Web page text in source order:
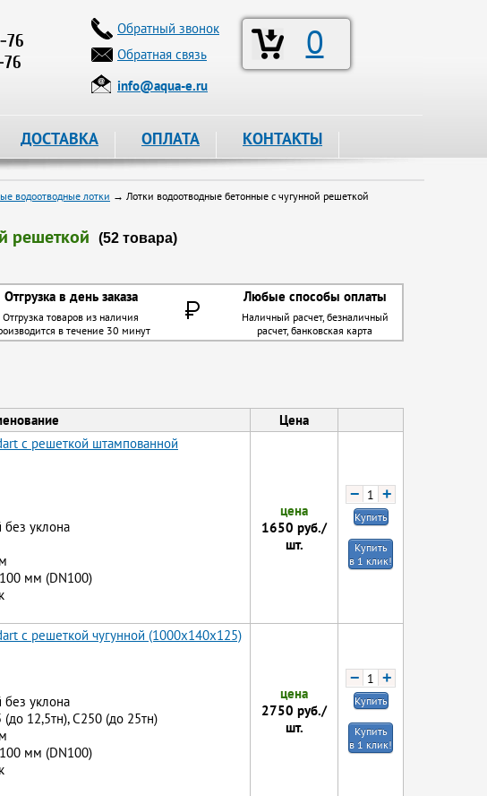
76
76
0
Обратный звонок
Обратная связь
info@aqua-e.ru
ДОСТАВКА ОПЛАТА КОНТАКТЫ
водоотводные лотки → Лотки водоотводные бетонные с чугунной решеткой
решеткой (52 товара)
Отгрузка в день заказа Любые способы оплаты
Отгрузка товаров из наличия
в течение 30 минут
Наличный расчет, безналичный
расчет, банковская карта
Цена
с решеткой штампованной
без уклона
100 мм (DN100)
цена
1650 руб./
шт.
− +
Купить
Купить
в 1 клик!
с решеткой чугунной (1000x140x125)
без уклона
12,5тн), С250 (до 25тн)
100 мм (DN100)
цена
2750 руб./
шт.
− +
Купить
Купить
в 1 клик!